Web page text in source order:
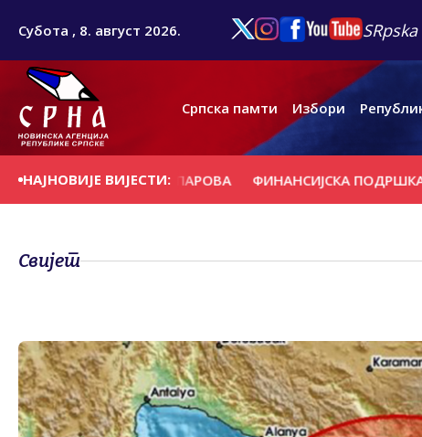
Субота , 8. август 2026.
Српска памти Избори
НАЈНОВИЈЕ ВИЈЕСТИ:
ДЕВЕТ ПАРОВА ФИНАНСИЈСКА ПОДРШКА
Свијет